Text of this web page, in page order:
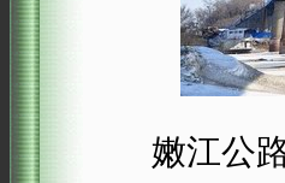
嫩江公路